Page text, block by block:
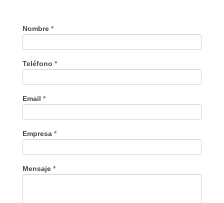
Nombre *
Teléfono *
Email *
Empresa *
Mensaje *